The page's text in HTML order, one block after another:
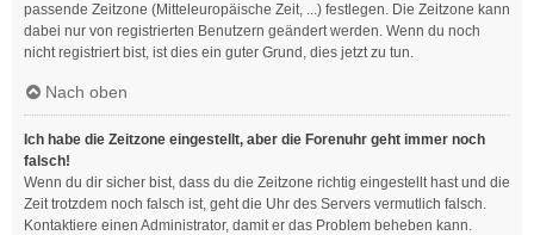
passende Zeitzone (Mitteleuropäische Zeit, ...) festlegen. Die Zeitzone kann
dabei nur von registrierten Benutzern geändert werden. Wenn du noch
nicht registriert bist, ist dies ein guter Grund, dies jetzt zu tun.
Nach oben
Ich habe die Zeitzone eingestellt, aber die Forenuhr geht immer noch
falsch!
Wenn du dir sicher bist, dass du die Zeitzone richtig eingestellt hast und die
Zeit trotzdem noch falsch ist, geht die Uhr des Servers vermutlich falsch.
Kontaktiere einen Administrator, damit er das Problem beheben kann.